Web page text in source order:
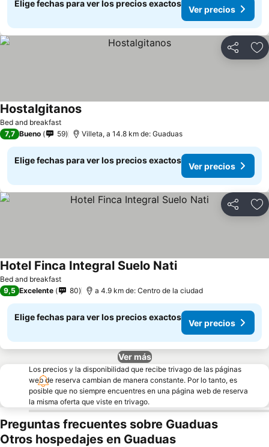
Elige fechas para ver los precios exactos
Ver precios
Compartir
Bed and breakfast
Hostalgitanos
7,7 Bueno 59 Villeta, a 14.8 km de: Guaduas
Elige fechas para ver los precios exactos
Ver precios
Compartir
Bed and breakfast
Hotel Finca Integral Suelo Nati
9,5 Excelente 80 a 4.9 km de: Centro de la ciudad
Elige fechas para ver los precios exactos
Ver precios
Ver más
Los precios y la disponibilidad que recibe trivago de las páginas
web de reserva cambian de manera constante. Por lo tanto, es
posible que no siempre encuentres en una página web de reserva
la misma oferta que viste en trivago.
Preguntas frecuentes sobre Guaduas
Otros hospedajes en Guaduas